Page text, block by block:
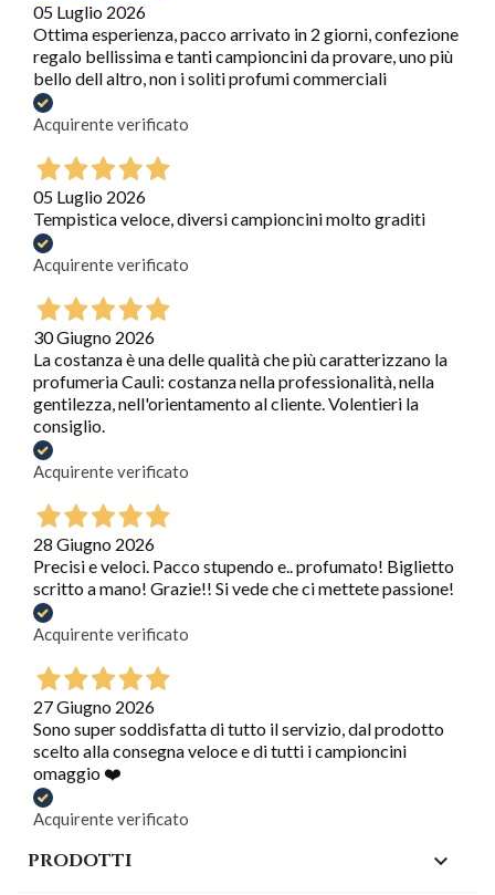
05 Luglio 2026
Ottima esperienza, pacco arrivato in 2 giorni, confezione
regalo bellissima e tanti campioncini da provare, uno più
bello dell altro, non i soliti profumi commerciali
Acquirente verificato
05 Luglio 2026
Tempistica veloce, diversi campioncini molto graditi
Acquirente verificato
30 Giugno 2026
La costanza è una delle qualità che più caratterizzano la
profumeria Cauli: costanza nella professionalità, nella
gentilezza, nell'orientamento al cliente. Volentieri la
consiglio.
Acquirente verificato
28 Giugno 2026
Precisi e veloci. Pacco stupendo e.. profumato! Biglietto
scritto a mano! Grazie!! Si vede che ci mettete passione!
Acquirente verificato
27 Giugno 2026
Sono super soddisfatta di tutto il servizio, dal prodotto
scelto alla consegna veloce e di tutti i campioncini
omaggio ❤️
Acquirente verificato
PRODOTTI 